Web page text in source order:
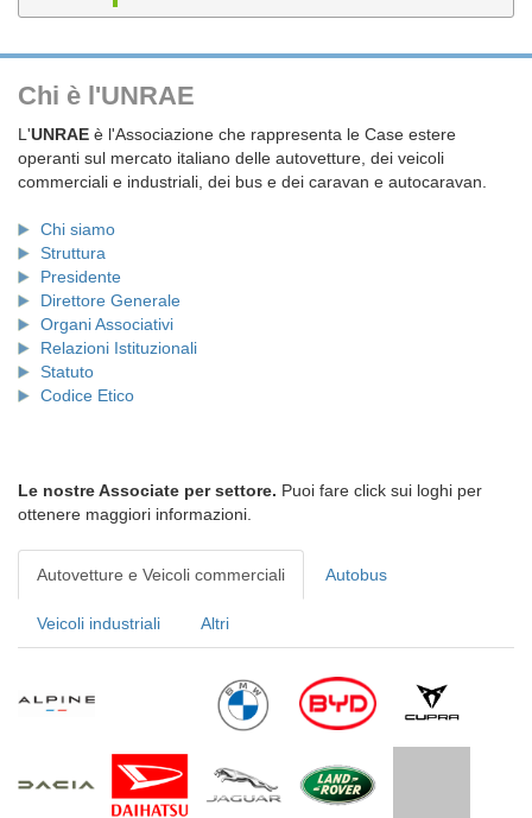
Chi è l'UNRAE
L'UNRAE è l'Associazione che rappresenta le Case estere
operanti sul mercato italiano delle autovetture, dei veicoli
commerciali e industriali, dei bus e dei caravan e autocaravan.
Chi siamo
Struttura
Presidente
Direttore Generale
Organi Associativi
Relazioni Istituzionali
Statuto
Codice Etico
Le nostre Associate per settore. Puoi fare click sui loghi per
ottenere maggiori informazioni.
Autovetture e Veicoli commerciali Autobus
Veicoli industriali Altri